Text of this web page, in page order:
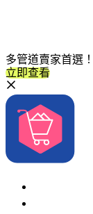
多管道賣家首選
立即查看